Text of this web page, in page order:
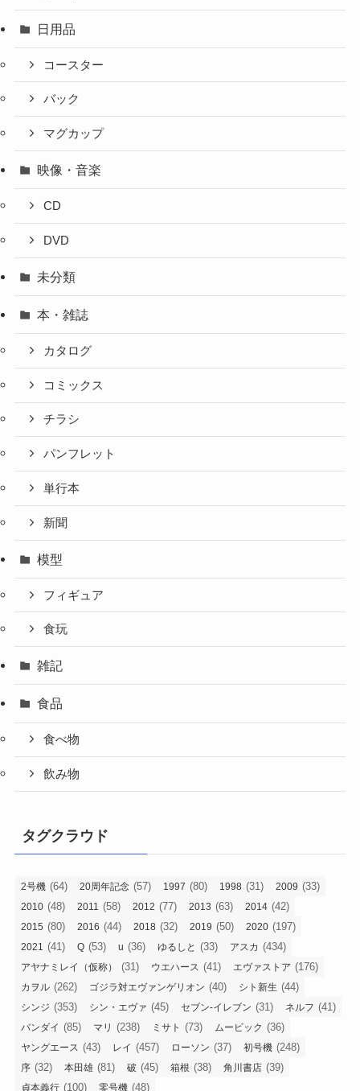
日用品
コースター
バック
マグカップ
映像・音楽
CD
DVD
未分類
本・雑誌
カタログ
コミックス
チラシ
パンフレット
単行本
新聞
模型
フィギュア
食玩
雑記
食品
食べ物
飲み物
タグクラウド
2号機 (64) 20周年記念 (57) 1997 (80) 1998 (31) 2009 (33)
2010 (48) 2011 (58) 2012 (77) 2013 (63) 2014 (42)
2015 (80) 2016 (44) 2018 (32) 2019 (50) 2020 (197)
2021 (41) Q (53) u (36) ゆるしと (33) アスカ (434)
アヤナミレイ（仮称） (31) ウエハース (41) エヴァストア (176)
カヲル (262) ゴジラ対エヴァンゲリオン (40) シト新生 (44)
シンジ (353) シン・エヴァ (45) セブン-イレブン (31) ネルフ (41)
バンダイ (85) マリ (238) ミサト (73) ムービック (36)
ヤングエース (43) レイ (457) ローソン (37) 初号機 (248)
序 (32) 本田雄 (81) 破 (45) 箱根 (38) 角川書店 (39)
貞本義行 (100) 零号機 (48)